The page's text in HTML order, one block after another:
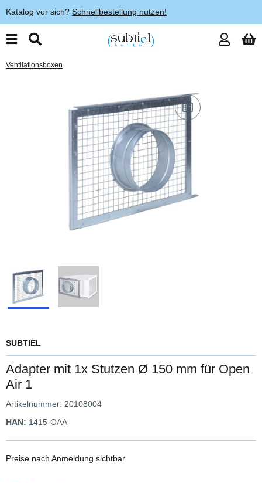
Katalog vor sich? Schnellbestellung nutzen!
Ventilationsboxen
SUBTIEL
Adapter mit 1x Stutzen Ø 150 mm für Open
Air 1
Artikelnummer: 20108004
HAN: 1415-OAA
Preise nach Anmeldung sichtbar